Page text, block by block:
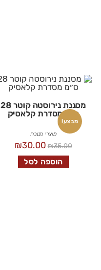
מבצע!
מסננת נירוסטה קוטר 28
ס״מ מסדרת קלאסיק
מוצרי מטבח
₪35.00
₪30.00
הוספה לסל